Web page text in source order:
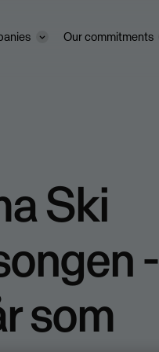
Our commitments
Ski
-
som